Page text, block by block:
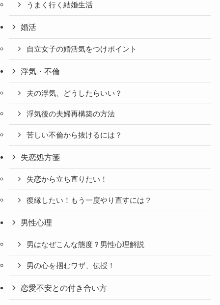
うまく行く結婚生活
婚活
自立女子の婚活気をつけポイント
浮気・不倫
夫の浮気、どうしたらいい？
浮気後の夫婦再構築の方法
苦しい不倫から抜けるには？
失恋処方箋
失恋から立ち直りたい！
復縁したい！もう一度やり直すには？
男性心理
男はなぜこんな態度？男性心理解説
男の心を掴むワザ、伝授！
恋愛不安との付き合い方